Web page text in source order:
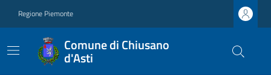
Regione Piemonte
Comune di Chiusano
d'Asti